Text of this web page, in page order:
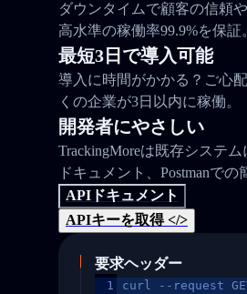
ダウンタイムで顧客の信頼
高水準の稼働率99.9%を保証
最短3日で導入可能
導入に時間がかかる？ご心
くの企業が3日以内に稼働。
開発者にやさしい
TrackingMoreは既存システ
ドキュメント、Postmanでの
APIドキュメント
APIキーを取得 </>
要求ヘッダー
1
curl --request